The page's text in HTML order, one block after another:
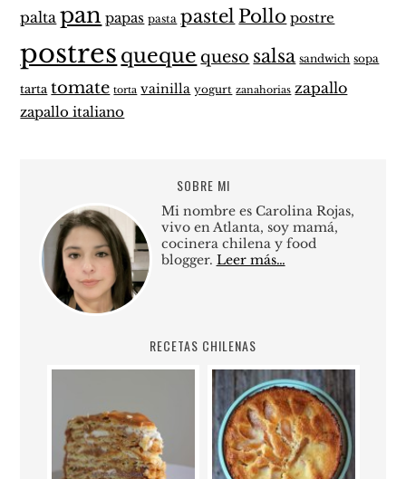
palta pan papas pasta pastel Pollo postre
postres queque queso salsa sandwich sopa
tarta tomate torta vainilla yogurt zanahorias zapallo
zapallo italiano
SOBRE MI
Mi nombre es Carolina Rojas,
vivo en Atlanta, soy mamá,
cocinera chilena y food
blogger. Leer más…
RECETAS CHILENAS